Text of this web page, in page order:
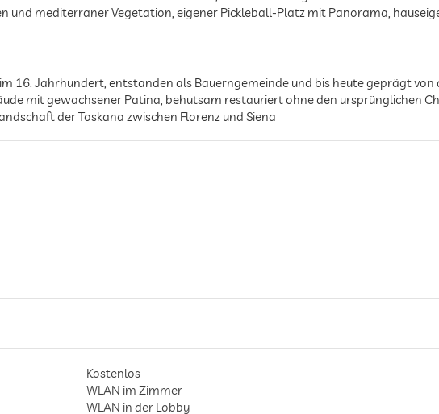
und mediterraner Vegetation, eigener Pickleball-Platz mit Panorama,
16. Jahrhundert, entstanden als Bauerngemeinde und bis heute geprägt von
mit gewachsener Patina, behutsam restauriert ohne den ursprünglichen
der Toskana zwischen Florenz und Siena
Kostenlos
WLAN im Zimmer
WLAN in der Lobby